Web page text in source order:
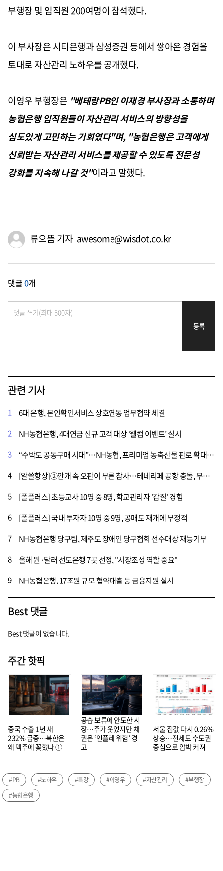
부행장 및 임직원 200여명이 참석했다.
이 부사장은 시티은행과 삼성증권 등에서 쌓아온 경험을
토대로 자산관리 노하우를 공개했다.
이영우 부행장은 "베테랑PB인 이재경 부사장과 소통하며
농협은행 임직원들이 자산관리 서비스의 방향성을
심도있게 고민하는 기회였다"며, "농협은행은 고객에게
신뢰받는 자산관리 서비스를 제공할 수 있도록 전문성
강화를 지속해 나갈 것"이라고 말했다.
류으뜸 기자 awesome@wisdot.co.kr
댓글0개
등록
관련 기사
1
6대 은행, 본인확인서비스 상호연동 업무협약 체결
2
NH농협은행, 4대연금 신규 고객 대상 ‘웰컴 이벤트’ 실시
3
“수박도 공동구매 시대”…NH농협, 프리미엄 농축산물 판로 확대 나선다
4
[알쓸항상]②안개 속 오판이 부른 참사…테네리페 공항 충돌, 무엇이 문제였나
5
[폴플러스] 초등교사 10명 중 8명, 학교관리자 '갑질' 경험
6
[폴플러스] 국내 투자자 10명 중 9명, 공매도 재개에 부정적
7
NH농협은행 당구팀, 제주도 장애인 당구협회 선수대상 재능기부
8
올해 원·달러 선도은행 7곳 선정, "시장조성 역할 중요"
9
NH농협은행, 17조원 규모 협약대출 등 금융지원 실시
Best 댓글
Best 댓글이 없습니다.
주간 핫픽
중국 수출 1년 새
232% 급증…북한은
왜 맥주에 꽂혔나 ①
공습 보류에 안도한 시
장…주가 웃었지만 채
권은 ‘인플레 위험’ 경
고
서울 집값 다시 0.26%
상승…전세도 수도권
중심으로 압박 커져
#PB #노하우 #특강 #이영우 #자산관리
#부행장
#농협은행